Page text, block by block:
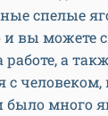
спелые
вы можете
а
с
было много